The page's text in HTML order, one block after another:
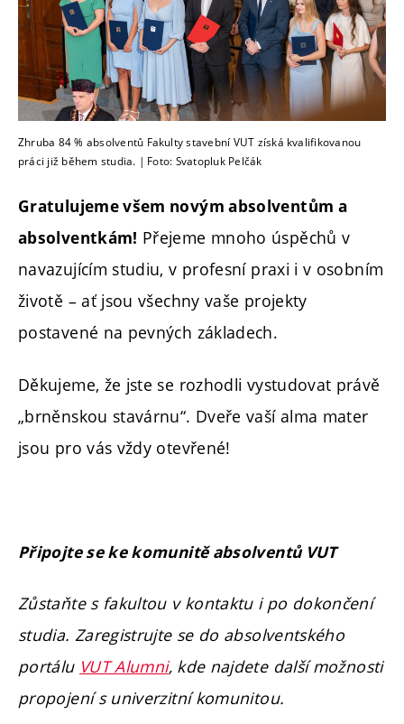
Zhruba 84 % absolventů Fakulty stavební VUT získá kvalifikovanou
práci již během studia. | Foto: Svatopluk Pelčák
Gratulujeme všem novým absolventům a
absolventkám! Přejeme mnoho úspěchů v
navazujícím studiu, v profesní praxi i v osobním
životě – ať jsou všechny vaše projekty
postavené na pevných základech.
Děkujeme, že jste se rozhodli vystudovat právě
„brněnskou stavárnu“. Dveře vaší alma mater
jsou pro vás vždy otevřené!
Připojte se ke komunitě absolventů VUT
Zůstaňte s fakultou v kontaktu i po dokončení
studia. Zaregistrujte se do absolventského
portálu VUT Alumni, kde najdete další možnosti
propojení s univerzitní komunitou.